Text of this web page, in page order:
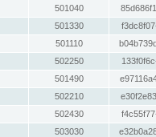
501040
501330
501110
502250
501490
502210
502430
503030